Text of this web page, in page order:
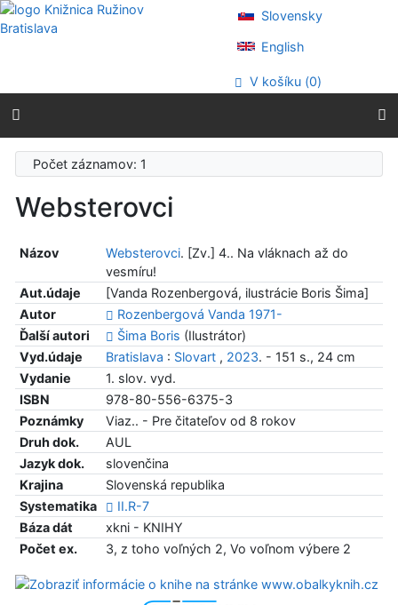
Prejsť na obsah
Prejsť na menu
Prehlásenie o webovej prístupnosti
Slovensky
English
V košíku (0)
Počet záznamov: 1
Websterovci
Názov Websterovci. [Zv.] 4.. Na vláknach až do
vesmíru!
Aut.údaje
[Vanda Rozenbergová, ilustrácie Boris Šima]
Autor
Rozenbergová Vanda 1971-
Ďalší autori
Šima Boris (Ilustrátor)
Vyd.údaje
Bratislava : Slovart, 2023. - 151 s., 24 cm
Vydanie
1. slov. vyd.
ISBN
978-80-556-6375-3
Poznámky
Viaz.. - Pre čitateľov od 8 rokov
Druh dok.
AUL
Jazyk dok.
slovenčina
Krajina
Slovenská republika
Systematika
II.R-7
Báza dát
xkni - KNIHY
Počet ex.
3, z toho voľných 2, Vo voľnom výbere 2